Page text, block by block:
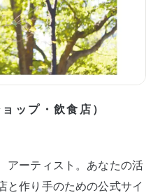
ップ・飲食店）
アーティスト。あなたの活
と作り手のための公式サイ